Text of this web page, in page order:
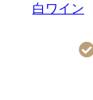
白ワイン